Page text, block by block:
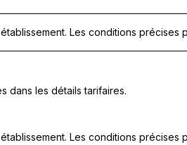
Les conditions
dans les détails tarifaires.
Les conditions